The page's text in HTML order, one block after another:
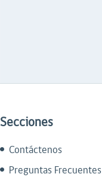
Secciones
Contáctenos
Preguntas Frecuentes